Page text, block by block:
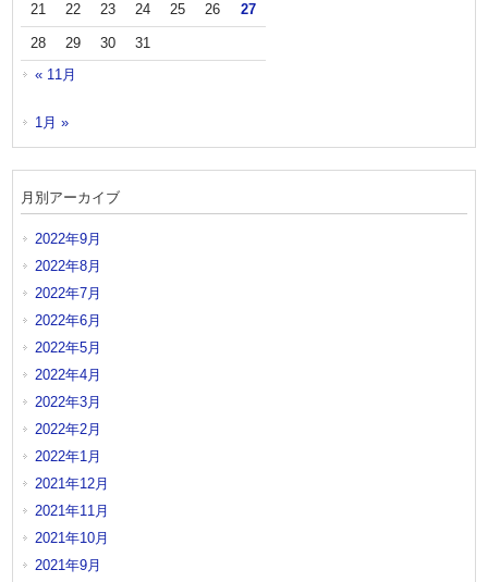
21 22 23 24 25 26 27
28 29 30 31
« 11月
1月 »
月別アーカイブ
2022年9月
2022年8月
2022年7月
2022年6月
2022年5月
2022年4月
2022年3月
2022年2月
2022年1月
2021年12月
2021年11月
2021年10月
2021年9月